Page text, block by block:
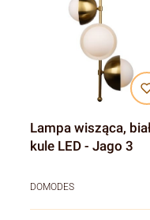
Lampa wisząca,
kule LED - Jago 3
DOMODES